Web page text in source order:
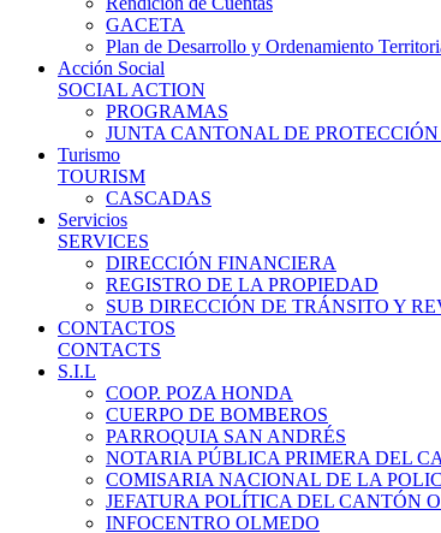
GACETA
Plan de Desarrollo y Ordenamiento
Acción Social
SOCIAL ACTION
PROGRAMAS
JUNTA CANTONAL DE
Turismo
TOURISM
CASCADAS
Servicios
SERVICES
DIRECCIÓN FINANCIERA
REGISTRO DE LA PROPIEDAD
SUB DIRECCIÓN DE TRÁNSITO Y
CONTACTOS
CONTACTS
S.I.L
COOP. POZA HONDA
CUERPO DE BOMBEROS
PARROQUIA SAN ANDRÉS
NOTARIA PÚBLICA PRIMERA DEL
COMISARIA NACIONAL DE LA
JEFATURA POLÍTICA DEL CANTÓN
INFOCENTRO OLMEDO